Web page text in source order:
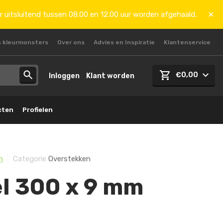
tussen 08.00 en 12.00 uur worden afgehaald.
kleurmonsters Over ons Advies en Inspiratie Klantenservice
Inloggen Klant worden €0,00
Profielen
Categorie Overstekken
300 x 9 mm